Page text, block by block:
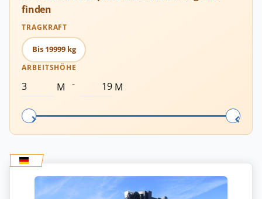
finden
TRAGKRAFT
Bis 19999 kg
ARBEITSHÖHE
M - M